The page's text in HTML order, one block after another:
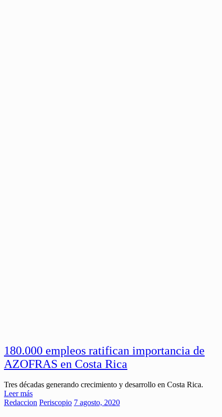
180.000 empleos ratifican importancia de
AZOFRAS en Costa Rica
Tres décadas generando crecimiento y desarrollo en Costa Rica.
Leer más
Redaccion Periscopio 7 agosto, 2020